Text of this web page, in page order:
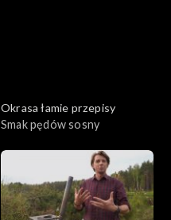
Okrasa łamie przepisy
Smak pędów sosny